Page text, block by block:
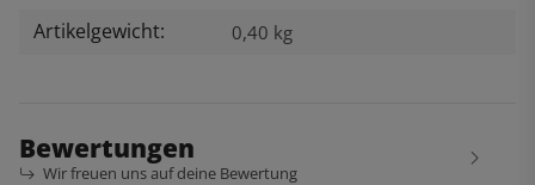
Artikelgewicht: 0,40 kg
Bewertungen
Wir freuen uns auf deine Bewertung